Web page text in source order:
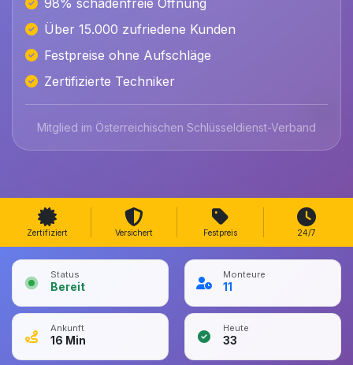
98% schadenfreie Öffnung
Über 15.000 zufriedene Kunden
Festpreise ohne Aufschläge
Zertifizierte Techniker
Mitglied im Österreichischen Schlüsseldienst-Verband
Zertifiziert Versichert Festpreis 24/7
Status
Bereit
Monteure
11
Ankunft
16 Min
Heute
33